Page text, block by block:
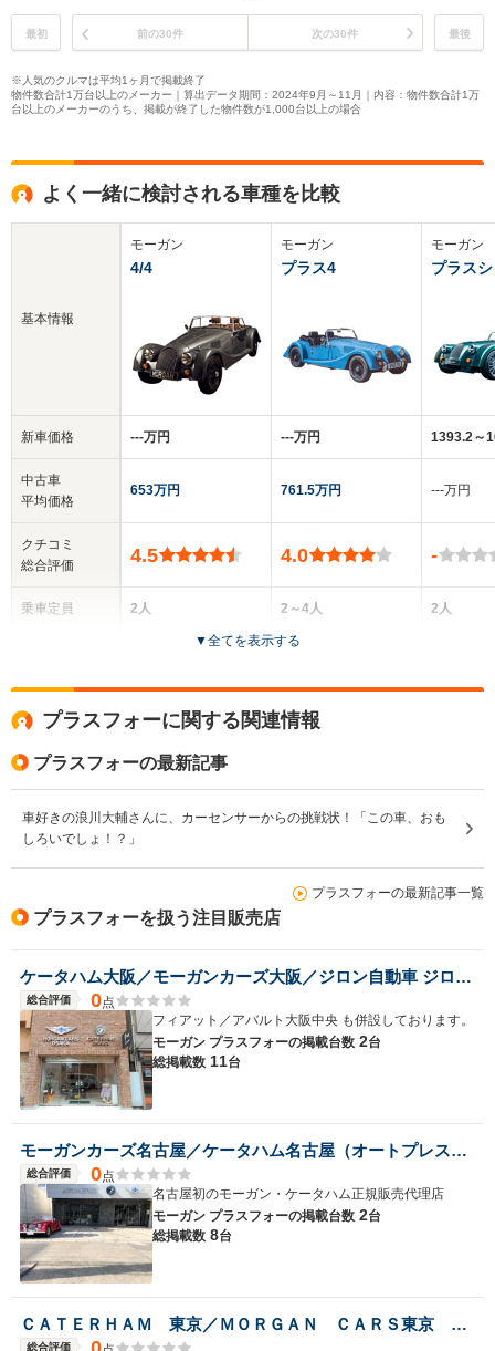
最初 前の30件 次の30件 最後
※人気のクルマは平均1ヶ月で掲載終了
物件数合計1万台以上のメーカー｜算出データ期間：2024年9月～11月｜内容：物件数合計1万
台以上のメーカーのうち、掲載が終了した物件数が1,000台以上の場合
よく一緒に検討される車種を比較
基本情報
新車価格
中古車
平均価格
クチコミ
総合評価
乗車定員
サイズ
(全長x全幅x全高)
WLTCモード
燃費
排気量
駆動方式
モーガン
4/4
‐‐‐万円
653万円
4.5
2人
全高
1.22m
1.63m
-m
-
1798cc
FR
モーガン
プラス4
‐‐‐万円
761.5万円
4.0
2～4人
2ドア
全高
1.22m～1.32m
全幅
1.61m
-m
FR
モーガン
プラス
1393.2～
‐‐‐万円
-
2人
▼全てを表示する
プラスフォーに関する関連情報
プラスフォーの最新記事
車好きの浪川大輔さんに、カーセンサーからの挑戦状！「この車、おも
しろいでしょ！？」
プラスフォーの最新記事一覧
プラスフォーを扱う注目販売店
ケータハム大阪／モーガンカーズ大阪／ジロン自動車 ジロン自動車（株）
総合評価 0点
フィアット／アバルト大阪中央 も併設しております。
モーガン プラスフォーの掲載台数 2台
総掲載数 11台
モーガンカーズ名古屋／ケータハム名古屋（オートプレステージ名古屋店）
総合評価 0点
名古屋初のモーガン・ケータハム正規販売代理店
モーガン プラスフォーの掲載台数 2台
総掲載数 8台
ＣＡＴＥＲＨＡＭ 東京／ＭＯＲＧＡＮ ＣＡＲＳ東京 青山ショールーム
総合評価